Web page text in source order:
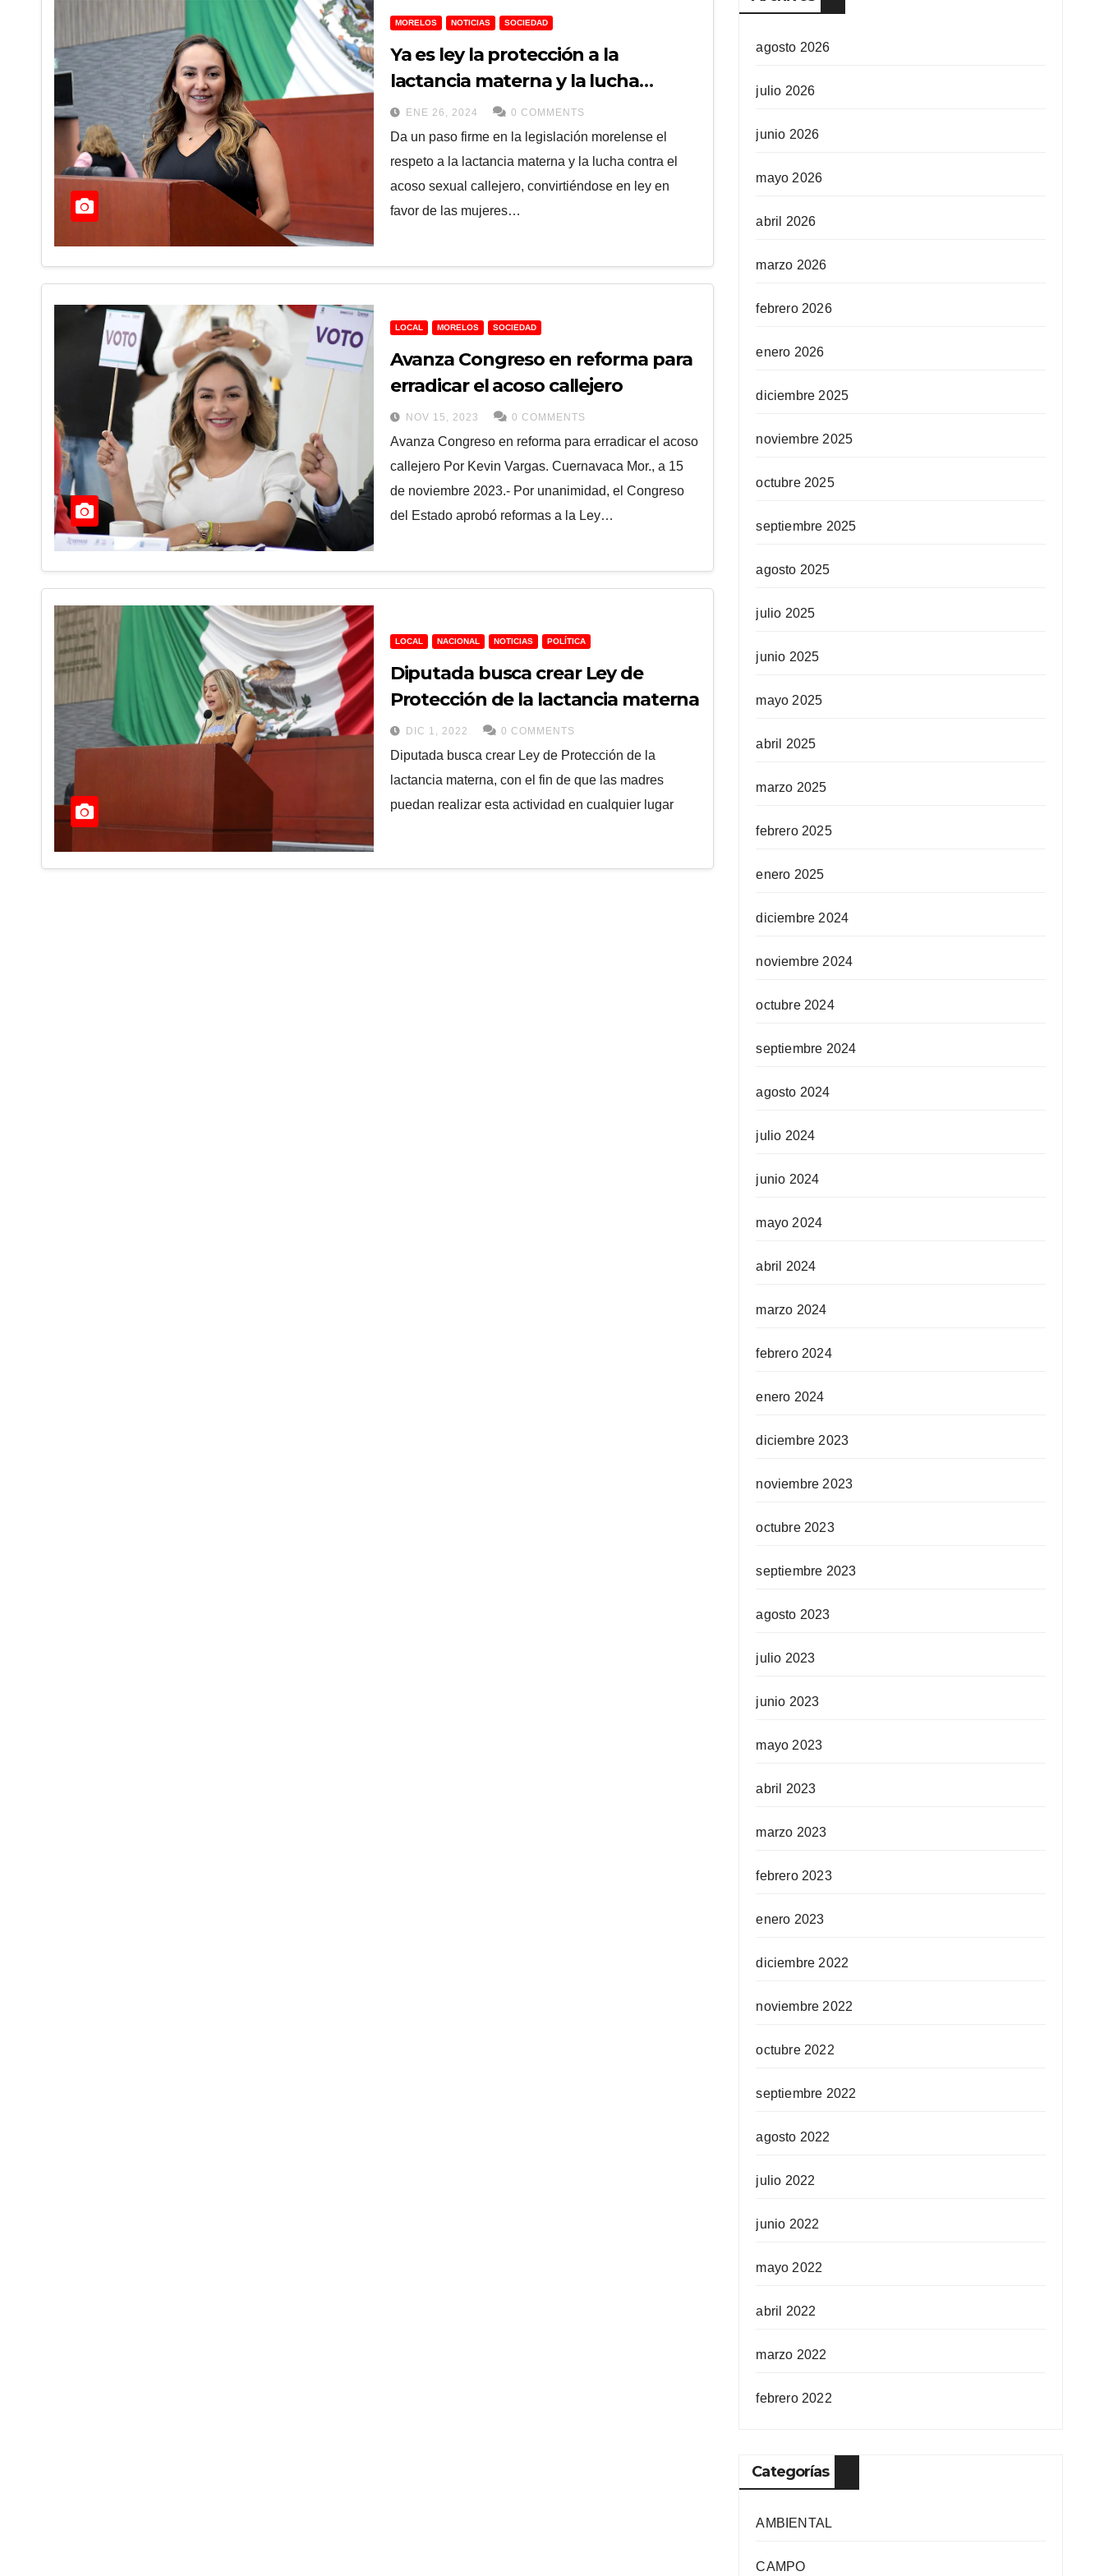
MORELOS NOTICIAS SOCIEDAD
Ya es ley la protección a la
lactancia materna y la lucha
contra el acoso callejero.
ENE 26, 2024 0 COMMENTS
Da un paso firme en la legislación morelense el
respeto a la lactancia materna y la lucha contra el
acoso sexual callejero, convirtiéndose en ley en
favor de las mujeres…
LOCAL MORELOS SOCIEDAD
Avanza Congreso en reforma para
erradicar el acoso callejero
NOV 15, 2023 0 COMMENTS
Avanza Congreso en reforma para erradicar el acoso
callejero Por Kevin Vargas. Cuernavaca Mor., a 15
de noviembre 2023.- Por unanimidad, el Congreso
del Estado aprobó reformas a la Ley…
LOCAL NACIONAL NOTICIAS POLÍTICA
Diputada busca crear Ley de
Protección de la lactancia materna
DIC 1, 2022 0 COMMENTS
Diputada busca crear Ley de Protección de la
lactancia materna, con el fin de que las madres
puedan realizar esta actividad en cualquier lugar
agosto 2026
julio 2026
junio 2026
mayo 2026
abril 2026
marzo 2026
febrero 2026
enero 2026
diciembre 2025
noviembre 2025
octubre 2025
septiembre 2025
agosto 2025
julio 2025
junio 2025
mayo 2025
abril 2025
marzo 2025
febrero 2025
enero 2025
diciembre 2024
noviembre 2024
octubre 2024
septiembre 2024
agosto 2024
julio 2024
junio 2024
mayo 2024
abril 2024
marzo 2024
febrero 2024
enero 2024
diciembre 2023
noviembre 2023
octubre 2023
septiembre 2023
agosto 2023
julio 2023
junio 2023
mayo 2023
abril 2023
marzo 2023
febrero 2023
enero 2023
diciembre 2022
noviembre 2022
octubre 2022
septiembre 2022
agosto 2022
julio 2022
junio 2022
mayo 2022
abril 2022
marzo 2022
febrero 2022
Categorías
AMBIENTAL
CAMPO